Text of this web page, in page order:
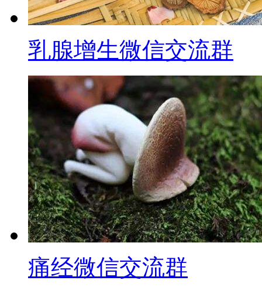
乳腺增生微信交流群
痛经微信交流群